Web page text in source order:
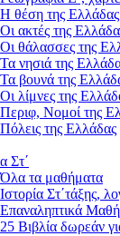
Η θέση της Ελλάδας
Οι ακτές της
Οι θάλασσες της
Τα νησιά της
Τα βουνά της
Οι λίμνες της
Περιφ, Νομοί της
Πόλεις της Ελλάδας
Στ΄
Όλα τα μαθήματα
Ιστορία Στ΄τάξης,
Επαναληπτικά
25 Βιβλία δωρεάν